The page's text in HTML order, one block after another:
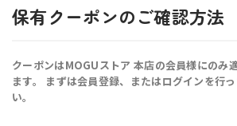
保有クーポンのご確認方法
クーポンはMOGUストア 本店の会員様にのみ
ます。 まずは会員登録、またはログインを行
い。